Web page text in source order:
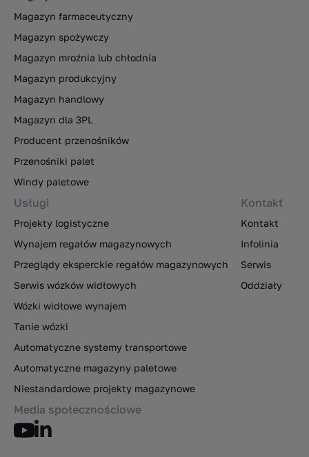
Magazyn farmaceutyczny
Magazyn spożywczy
Magazyn mroźnia lub chłodnia
Magazyn produkcyjny
Magazyn handlowy
Magazyn dla 3PL
Producent przenośników
Przenośniki palet
Windy paletowe
Usługi
Projekty logistyczne
Wynajem regałów magazynowych
Przeglądy eksperckie regałów magazynowych
Serwis wózków widłowych
Wózki widłowe wynajem
Tanie wózki
Automatyczne systemy transportowe
Automatyczne magazyny paletowe
Niestandardowe projekty magazynowe
Kontakt
Kontakt
Infolinia
Serwis
Oddziały
Media społecznościowe